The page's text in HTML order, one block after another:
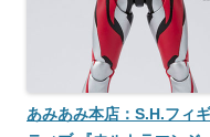
あみあみ本店：S.H.フィ